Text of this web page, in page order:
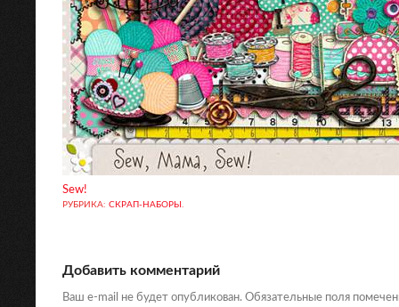
Sew!
РУБРИКА: СКРАП-НАБОРЫ .
Добавить комментарий
Ваш e-mail не будет опубликован. Обязательные поля